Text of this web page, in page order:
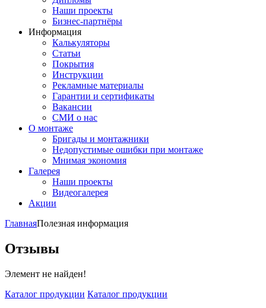
Наши проекты
Бизнес-партнёры
Информация
Калькуляторы
Статьи
Покрытия
Инструкции
Рекламные материалы
Гарантии и сертификаты
Вакансии
СМИ о нас
О монтаже
Бригады и монтажники
Недопустимые ошибки при монтаже
Мнимая экономия
Галерея
Наши проекты
Видеогалерея
Акции
ГлавнаяПолезная информация
Отзывы
Элемент не найден!
Каталог продукции Каталог продукции